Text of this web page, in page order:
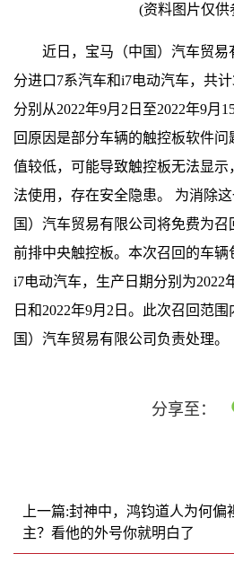
(资料图片仅供
近日，宝马（中国）汽车贸
分进口7系汽车和i7电动汽车，共
分别从2022年9月2日至2022年9月
回原因是部分车辆的触控板软件
值较低，可能导致触控板无法显
法使用，存在安全隐患。 为消除
国）汽车贸易有限公司将免费为
前排中央触控板。本次召回的车辆
i7电动汽车，生产日期分别为2022
日和2022年9月2日。此次召回范
国）汽车贸易有限公司负责处理。
分享至：
上一篇:封神中，鸿钧道人为何偏
主？看他的外号你就明白了